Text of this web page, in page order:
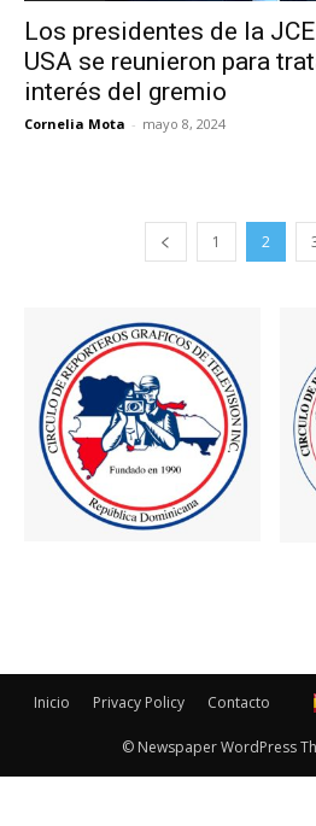
Los presidentes de la
USA se reunieron para
interés del gremio
Cornelia Mota - mayo 8, 2024
1 2
Inicio Privacy Policy Contacto
© Newspaper WordPress